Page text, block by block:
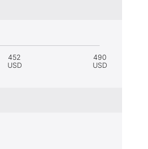
452
USD
490
USD